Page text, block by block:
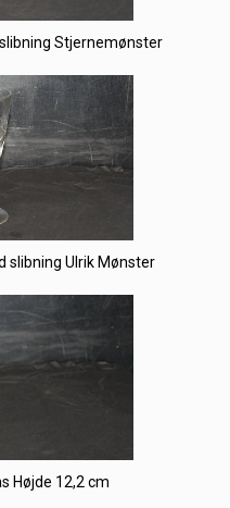
Stjernemønster
slibning Ulrik Mønster
Højde 12,2 cm